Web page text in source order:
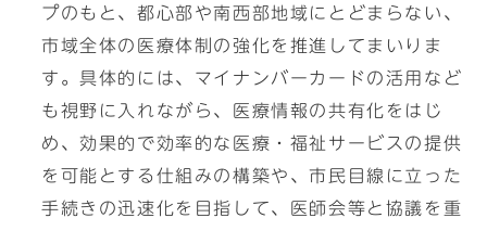
プのもと、都心部や南西部地域にとどまらない、
市域全体の医療体制の強化を推進してまいりま
す。具体的には、マイナンバーカードの活用など
も視野に入れながら、医療情報の共有化をはじ
め、効果的で効率的な医療・福祉サービスの提供
を可能とする仕組みの構築や、市民目線に立った
手続きの迅速化を目指して、医師会等と協議を重